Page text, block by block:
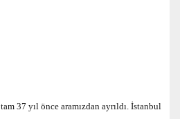
37 yıl önce aramızdan ayrıldı. İstanbul